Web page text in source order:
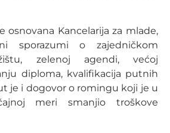
osnovana Kancelarija za mlade,
sporazumi o zajedničkom
zelenoj agendi, većoj
diploma, kvalifikacija putnih
je i dogovor o romingu koji je u
meri smanjio troškove